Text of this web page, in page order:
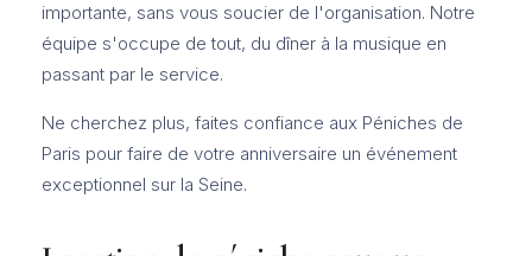
importante, sans vous soucier de l'organisation. Notre
équipe s'occupe de tout, du dîner à la musique en
passant par le service.
Ne cherchez plus, faites confiance aux Péniches de
Paris pour faire de votre anniversaire un événement
exceptionnel sur la Seine.